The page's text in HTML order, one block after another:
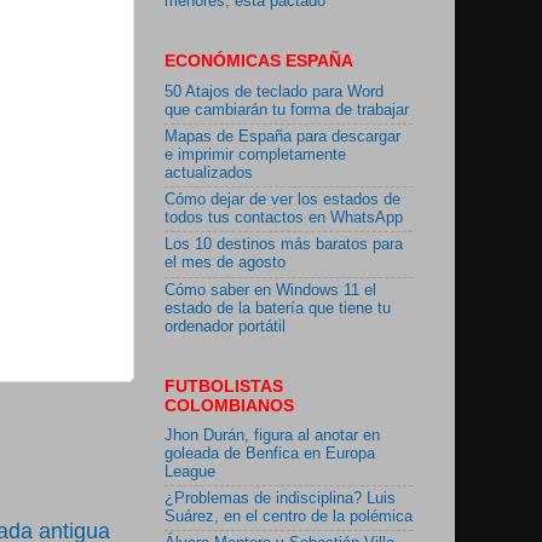
antigua
ECONÓMICAS ESPAÑA
50 Atajos de teclado para Word
que cambiarán tu forma de trabajar
Mapas de España para descargar
e imprimir completamente
actualizados
Cómo dejar de ver los estados de
todos tus contactos en WhatsApp
Los 10 destinos más baratos para
el mes de agosto
Cómo saber en Windows 11 el
estado de la batería que tiene tu
ordenador portátil
FUTBOLISTAS
COLOMBIANOS
Jhon Durán, figura al anotar en
goleada de Benfica en Europa
League
¿Problemas de indisciplina? Luis
Suárez, en el centro de la polémica